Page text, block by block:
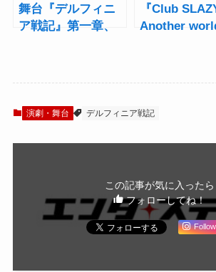
舞台『デルフィニ
ア戦記』第一章、
『Club
Another
ズの節目にな
演劇・舞台 デルフィニア戦記
この記事が気に入ったら
フォローしてね！